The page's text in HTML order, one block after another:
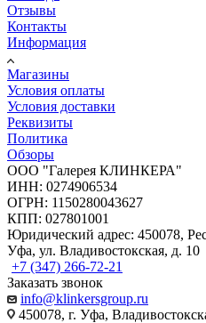
Отзывы
Контакты
Информация
Магазины
Условия оплаты
Условия доставки
Реквизиты
Политика
Обзоры
ООО "Галерея КЛИНКЕРА"
ИНН: 0274906534
ОГРН: 1150280043627
КПП: 027801001
Юридический адрес: 450078,
Уфа, ул. Владивостокская, д. 10
+7 (347) 266-72-21
Заказать звонок
info@klinkersgroup.ru
450078, г. Уфа,